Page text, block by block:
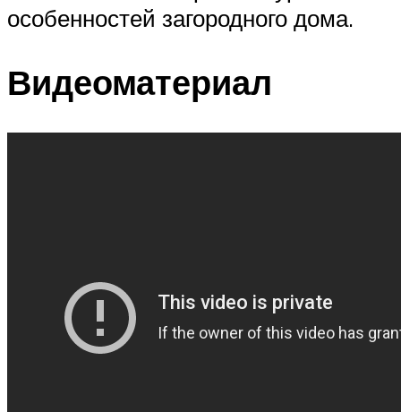
особенностей загородного дома.
Видеоматериал